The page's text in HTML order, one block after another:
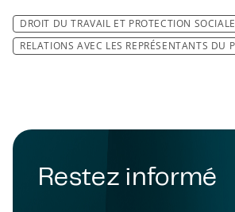
DROIT DU TRAVAIL ET PROTECTION SOCIALE
Restez informé